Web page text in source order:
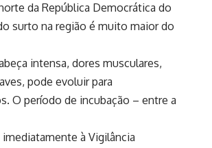
da República Democrática do
surto na região é muito maior do
intensa, dores musculares,
pode evoluir para
O período de incubação – entre a
à Vigilância